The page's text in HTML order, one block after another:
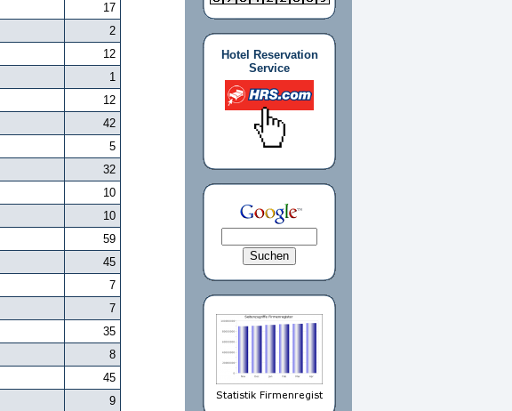
17
2
12
1
12
42
5
32
10
10
59
45
7
7
35
8
45
9
Hotel Reservation
Service